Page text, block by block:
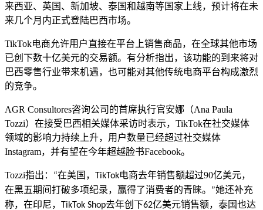
来西亚、英国、新加坡、泰国和越南等国家上线，预计将在未
来几个月内正式登陆巴西市场。
TikTok电商允许用户直接在平台上销售商品，在全球其他市场
已创下数十亿美元的交易额。有分析指出，该功能的到来将对
巴西零售行业带来机遇，也可能对其他传统电商平台构成激烈
的竞争。
AGR Consultores咨询公司 的首席执行官安娜（Ana Paula
Tozzi） 在接受 巴西相关媒体采访时表示， TikTok在社交媒体
领域的影响力持续上升，用户数量已经超过社交媒体
Instagram，并有望在今年超越脸书Facebook。
Tozzi指出： “在美国， TikTok电商去年销售额超过90亿美元，
在黑五期间打破多项纪录，赢得了消费者的青睐。 ”她还补充
称，在印尼， TikTok Shop去年创下62亿美元销售额，泰国也达